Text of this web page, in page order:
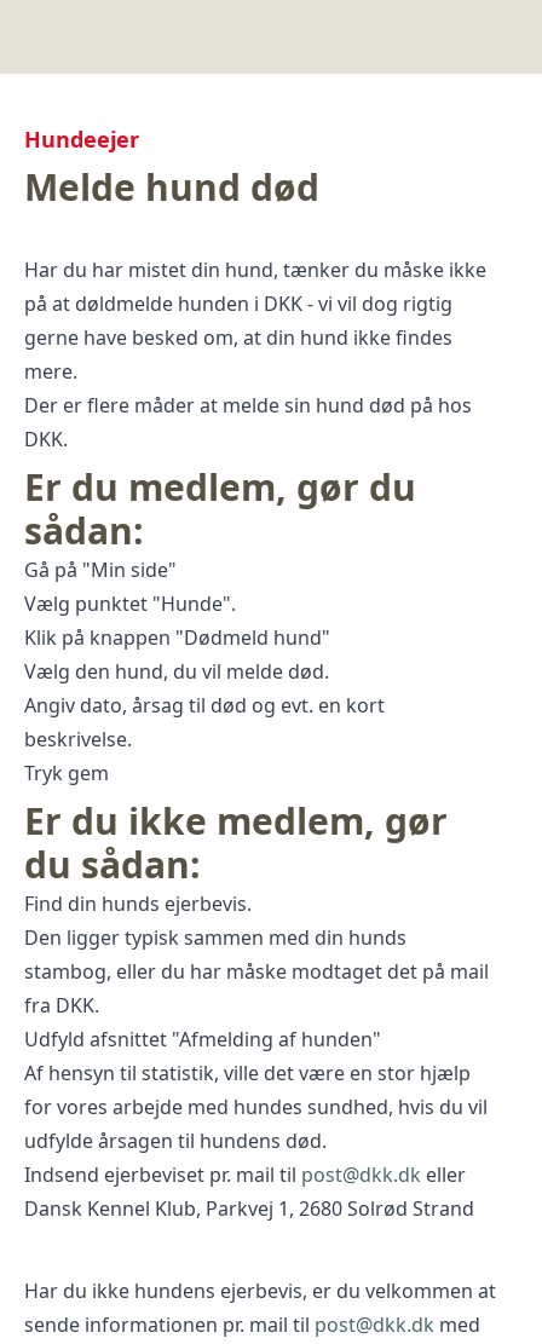
Hundeejer
Melde hund død
Har du har mistet din hund, tænker du måske ikke
på at døldmelde hunden i DKK - vi vil dog rigtig
gerne have besked om, at din hund ikke findes
mere.
Der er flere måder at melde sin hund død på hos
DKK.
Er du medlem, gør du
sådan:
Gå på "Min side"
Vælg punktet "Hunde".
Klik på knappen "Dødmeld hund"
Vælg den hund, du vil melde død.
Angiv dato, årsag til død og evt. en kort
beskrivelse.
Tryk gem
Er du ikke medlem, gør
du sådan:
Find din hunds ejerbevis.
Den ligger typisk sammen med din hunds
stambog, eller du har måske modtaget det på mail
fra DKK.
Udfyld afsnittet "Afmelding af hunden"
Af hensyn til statistik, ville det være en stor hjælp
for vores arbejde med hundes sundhed, hvis du vil
udfylde årsagen til hundens død.
Indsend ejerbeviset pr. mail til post@dkk.dk eller
Dansk Kennel Klub, Parkvej 1, 2680 Solrød Strand
Har du ikke hundens ejerbevis, er du velkommen at
sende informationen pr. mail til post@dkk.dk med